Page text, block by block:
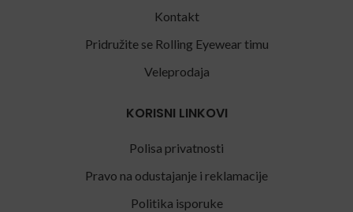
Kontakt
Pridružite se Rolling Eyewear timu
Veleprodaja
KORISNI LINKOVI
Polisa privatnosti
Pravo na odustajanje i reklamacije
Politika isporuke